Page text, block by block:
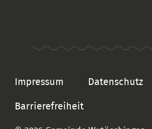
Impressum Datenschutz
Barrierefreiheit